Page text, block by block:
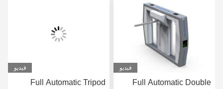
فيديو
Full Automatic Double
فيديو
Full Automatic Tripod